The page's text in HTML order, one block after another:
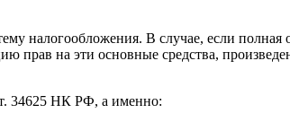
налогообложения. В случае, если полная
прав на эти основные средства,
34625 НК РФ, а именно: